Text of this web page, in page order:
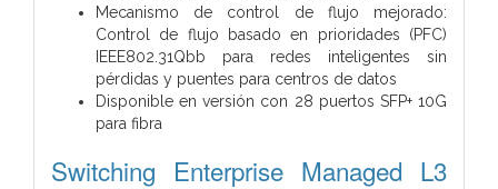
Mecanismo de control de flujo mejorado:
Control de flujo basado en prioridades (PFC)
IEEE802.31Qbb para redes inteligentes sin
pérdidas y puentes para centros de datos
Disponible en versión con 28 puertos SFP+ 10G
para fibra
Switching Enterprise Managed L3